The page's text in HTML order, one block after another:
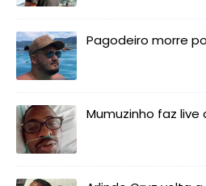
Pagodeiro morre
Mumuzinho faz